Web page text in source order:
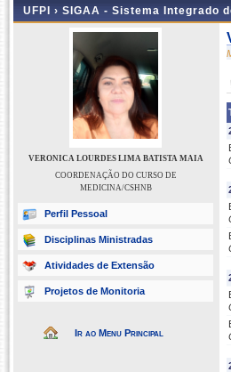
UFPI › SIGAA - Sistema Integrado
VERONICA LOURDES LIMA BATISTA MAIA
COORDENAÇÃO DO CURSO DE
MEDICINA/CSHNB
Perfil Pessoal
Disciplinas Ministradas
Atividades de Extensão
Projetos de Monitoria
Ir ao Menu Principal